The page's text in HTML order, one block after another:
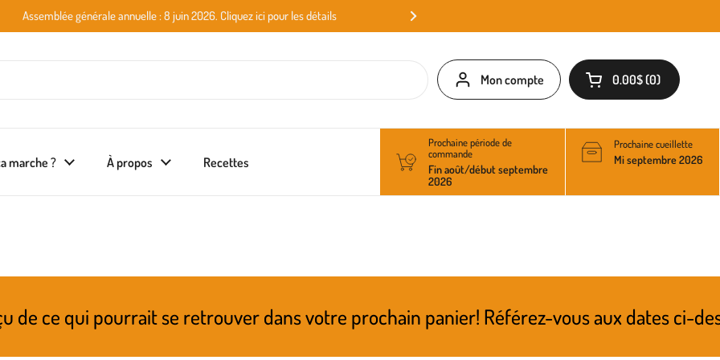
Assemblée générale annuelle : 8 juin 2026. Cliquez ici pour les détails
Mon compte Ouvrir le panier
0.00$ 0
marche ? À propos Recettes
Prochaine période de
commande
Fin août/début septembre
2026
Prochaine cueillette
Mi septembre 2026
retrouver dans votre prochain panier! Référez-vous aux dates ci-dessus pour connaître